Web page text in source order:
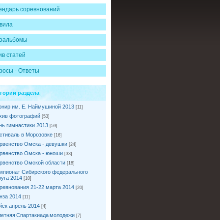
соревнований
статей
- Ответы
раздела
им. Е. Наймушиной 2013 [11]
фотографий [53]
гимнастики 2013 [59]
в Морозовке [16]
Омска - девушки [24]
Омска - юноши [33]
Омской области [18]
Сибирского федерального
2014 [10]
21-22 марта 2014 [20]
2014 [11]
апрель 2014 [4]
Спартакиада молодежи [7]